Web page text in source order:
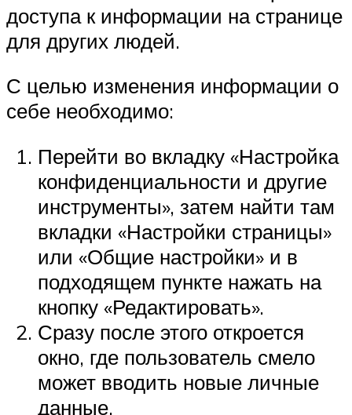
доступа к информации на странице
для других людей.
С целью изменения информации о
себе необходимо:
Перейти во вкладку «Настройка
конфиденциальности и другие
инструменты», затем найти там
вкладки «Настройки страницы»
или «Общие настройки» и в
подходящем пункте нажать на
кнопку «Редактировать».
Сразу после этого откроется
окно, где пользователь смело
может вводить новые личные
данные.